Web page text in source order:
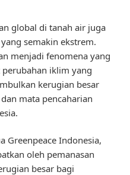
global di tanah air juga
semakin ekstrem.
menjadi fenomena yang
iklim yang
kerugian besar
mata pencaharian
Greenpeace Indonesia,
oleh pemanasan
besar bagi